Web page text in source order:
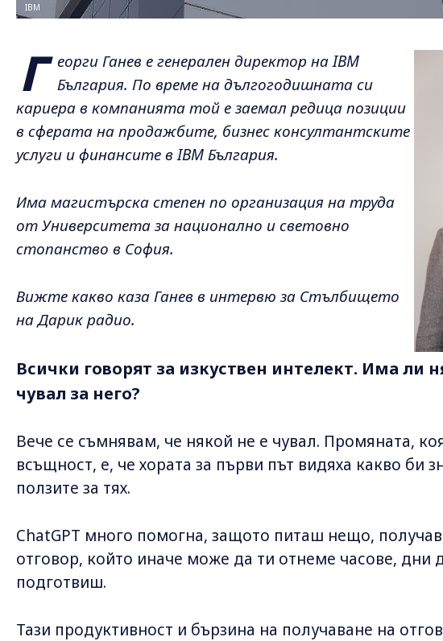
IBM
Г еорги Ганев е генерален директор на IBM
България. По време на дългогодишната си
кариера в компанията той е заемал редица позиции
в сферата на продажбите, бизнес консултантските
услуги и финансите в IBM България.
Има магистърска степен по организация на труда
от Университета за национално и световно
стопанство в София.
Вижте какво каза Ганев в интервю за Стълбището
на Дарик радио.
Всички говорят за изкуствен интелект. Има ли
чувал за него?
Вече се съмнявам, че някой не е чувал. Промяната,
всъщност, е, че хората за първи път видяха какво би
ползите за тях.
ChatGPT много помогна, защото питаш нещо,
отговор, който иначе може да ти отнеме часове,
подготвиш.
Тази продуктивност и бързина на получаване на